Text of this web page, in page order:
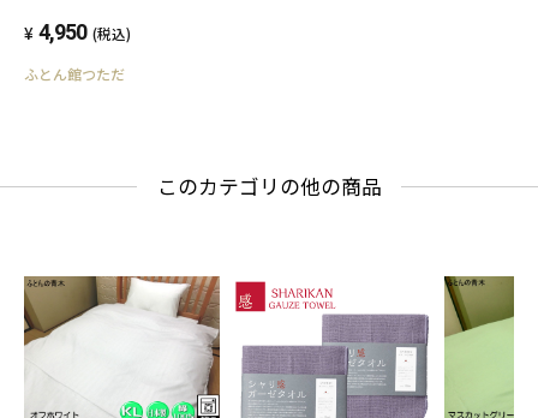
4,950 (税込)
ふとん館つただ
このカテゴリの他の商品